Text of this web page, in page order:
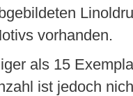
vorhanden.
als 15
ist jedoch